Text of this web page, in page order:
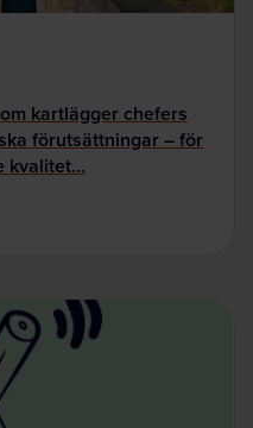
kartlägger chefers
förutsättningar – för
kvalitet…